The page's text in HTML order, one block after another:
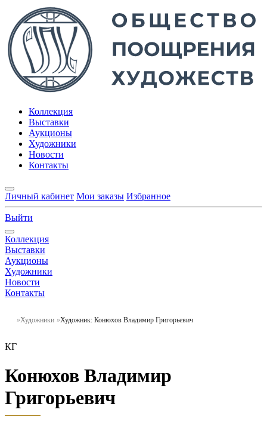
Коллекция
Выставки
Аукционы
Художники
Новости
Контакты
Личный кабинет Мои заказы Избранное
Выйти
Коллекция
Выставки
Аукционы
Художники
Новости
Контакты
Художники Художник: Конюхов Владимир Григорьевич
КГ
Конюхов Владимир
Григорьевич